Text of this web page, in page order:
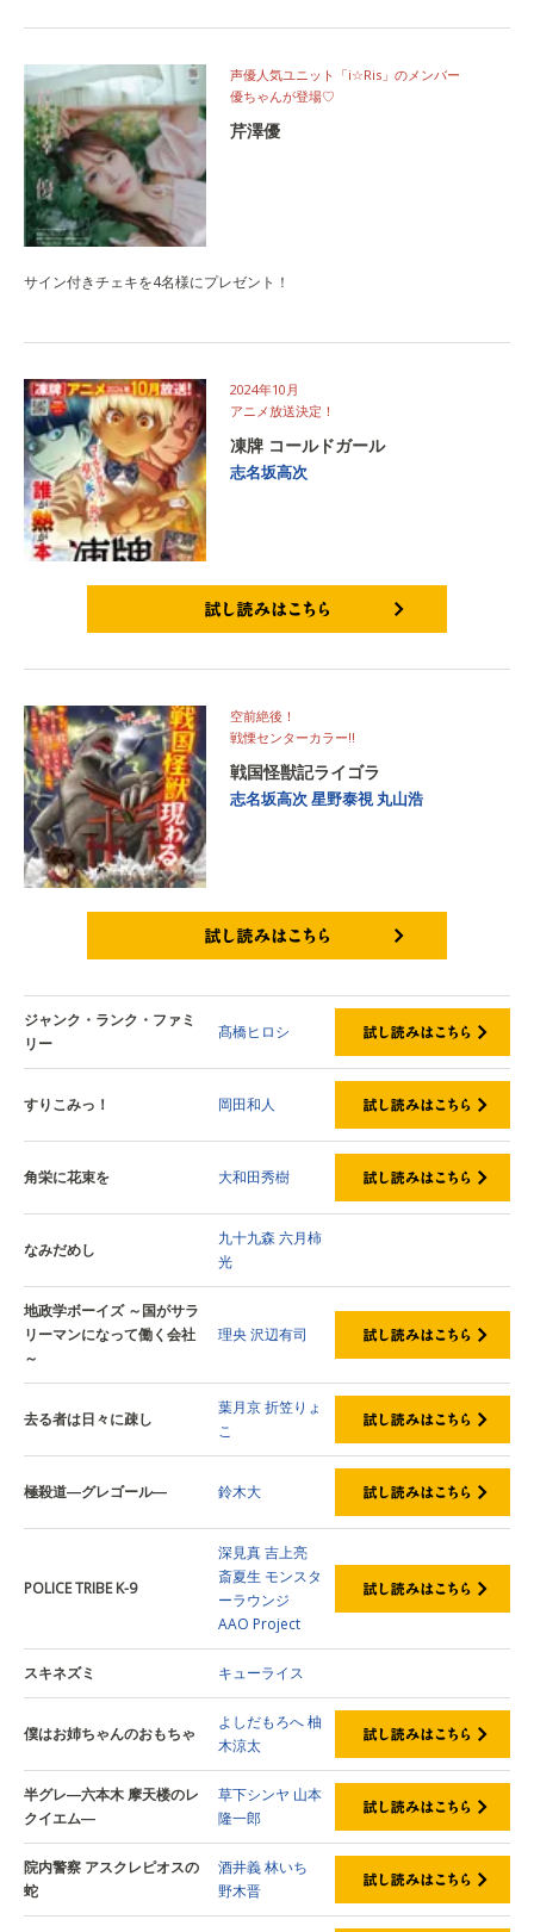
声優人気ユニット「i☆Ris」のメンバー
優ちゃんが登場♡
芹澤優
サイン付きチェキを4名様にプレゼント！
2024年10月
アニメ放送決定！
凍牌 コールドガール
志名坂高次
空前絶後！
戦慄センターカラー!!
戦国怪獣記ライゴラ
志名坂高次星野泰視 丸山浩
ジャンク・ランク・ファミ
リー
髙橋ヒロシ
すりこみっ！ 岡田和人
角栄に花束を 大和田秀樹
なみだめし
九十九森六月柿
光
地政学ボーイズ ～国がサラ
リーマンになって働く会社
～
理央沢辺有司
去る者は日々に疎し
葉月京折笠りょ
こ
極殺道―グレゴール― 鈴木大
POLICE TRIBE K-9
深見真吉上亮
斎夏生 モンスタ
ーラウンジ
AAO Project
スキネズミ キューライス
僕はお姉ちゃんのおもちゃ
よしだもろへ柚
木涼太
半グレ―六本木 摩天楼のレ
クイエム―
草下シンヤ 山本
隆一郎
院内警察 アスクレピオスの
蛇
酒井義林いち
野木晋